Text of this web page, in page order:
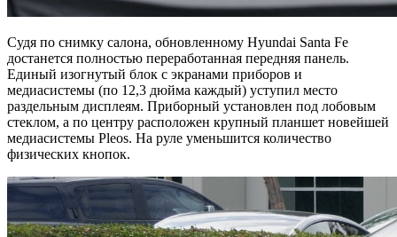
Судя по снимку салона, обновленному Hyundai Santa Fe
достанется полностью переработанная передняя панель.
Единый изогнутый блок с экранами приборов и
медиасистемы (по 12,3 дюйма каждый) уступил место
раздельным дисплеям. Приборный установлен под лобовым
стеклом, а по центру расположен крупный планшет новейшей
медиасистемы Pleos. На руле уменьшится количество
физических кнопок.